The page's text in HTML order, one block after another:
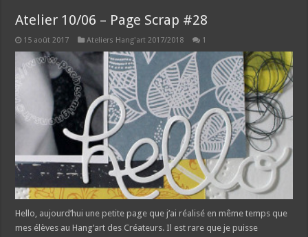
Atelier 10/06 – Page Scrap #28
15 août 2017 Ateliers Hang'art 2017/2018 1
Hello, aujourd’hui une petite page que j’ai réalisé en même temps que
mes élèves au Hang’art des Créateurs. Il est rare que je puisse